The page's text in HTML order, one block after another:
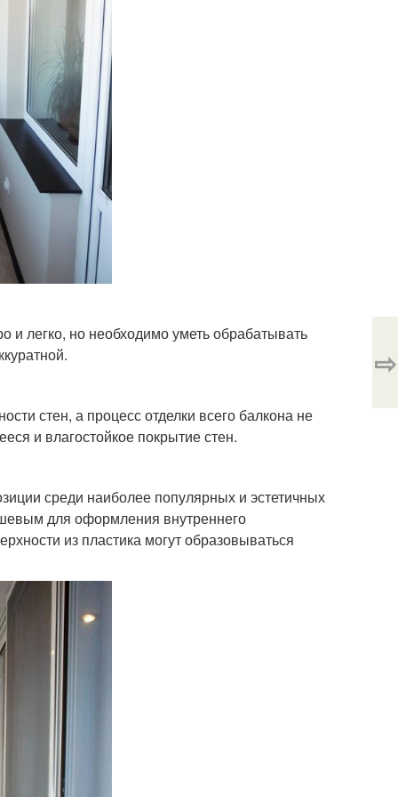
и легко, но необходимо уметь обрабатывать
стен, а процесс отделки всего балкона не
и влагостойкое покрытие стен.
среди наиболее популярных и эстетичных
для оформления внутреннего
из пластика могут образовываться
⇨